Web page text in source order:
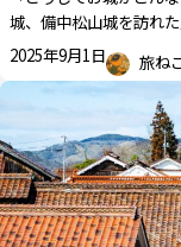
城、備中松山城を訪れ
2025年9月1日
旅ね